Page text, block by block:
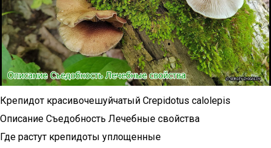
Крепидот красивочешуйчатый Crepidotus calolepis
Описание Съедобность Лечебные свойства
Где растут крепидоты уплощенные